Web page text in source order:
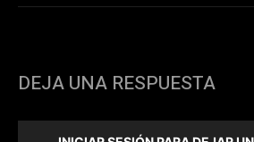
DEJA UNA RESPUESTA